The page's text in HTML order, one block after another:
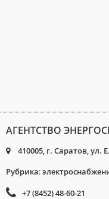
АГЕНТСТВО
410005, г. Саратов, ул.
Рубрика:
+7 (8452) 48-60-21